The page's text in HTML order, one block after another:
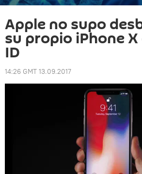
Apple no supo
su propio iPhone X
ID
14:26 GMT 13.09.2017